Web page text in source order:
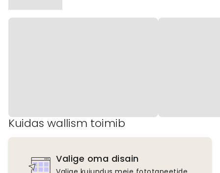
Kuidas wallism toimib
Valige oma disain